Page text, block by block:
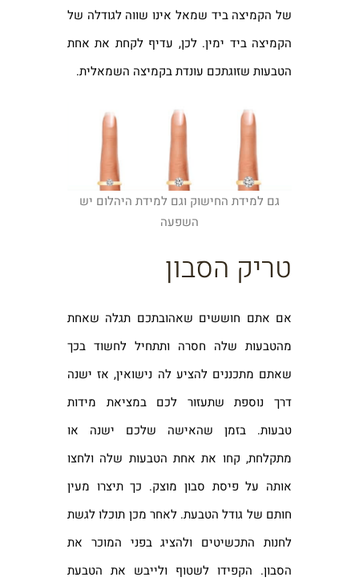
של הקמיצה ביד שמאל אינו שווה לגודלה של
הקמיצה ביד ימין. לכן, עדיף לקחת את אחת
הטבעות שזוגתכם עונדת בקמיצה השמאלית.
גם למידת החישוק וגם למידת היהלום יש
השפעה
טריק הסבון
אם אתם חוששים שאהובתכם תגלה שאחת
מהטבעות שלה חסרה ותתחיל לחשוד בכך
שאתם מתכננים להציע לה נישואין, אז ישנה
דרך נוספת שתעזור לכם במציאת מידות
טבעות. בזמן שהאישה שלכם ישנה או
מתקלחת, קחו את אחת הטבעות שלה ולחצו
אותה על פיסת סבון מוצק. כך תיצרו מעין
חותם של גודל הטבעת. לאחר מכן תוכלו לגשת
לחנות התכשיטים ולהציג בפני המוכר את
הסבון. הקפידו לשטוף ולייבש את הטבעת